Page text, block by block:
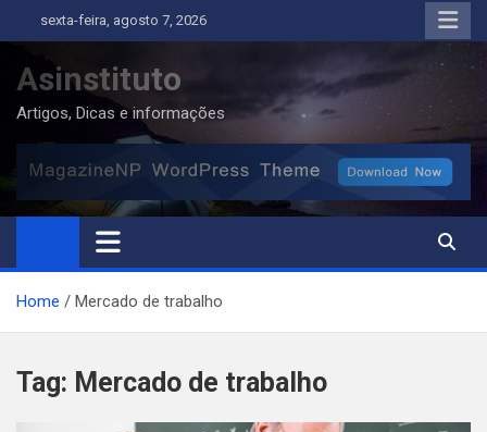
to
content
sexta-feira, agosto 7, 2026
Asinstituto
Artigos, Dicas e informações
Home Mercado de trabalho
Tag: Mercado de trabalho